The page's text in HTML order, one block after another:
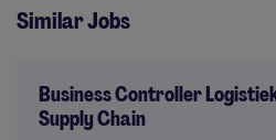
Similar Jobs
Business Controller
Supply Chain